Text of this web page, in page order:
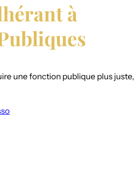
à
une fonction publique plus juste,